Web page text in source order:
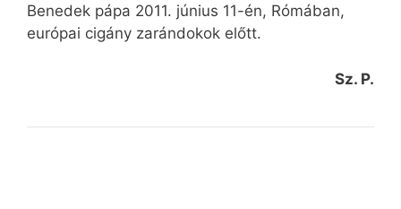
Benedek pápa 2011. június 11-én, Rómában,
európai cigány zarándokok előtt.
Sz. P.